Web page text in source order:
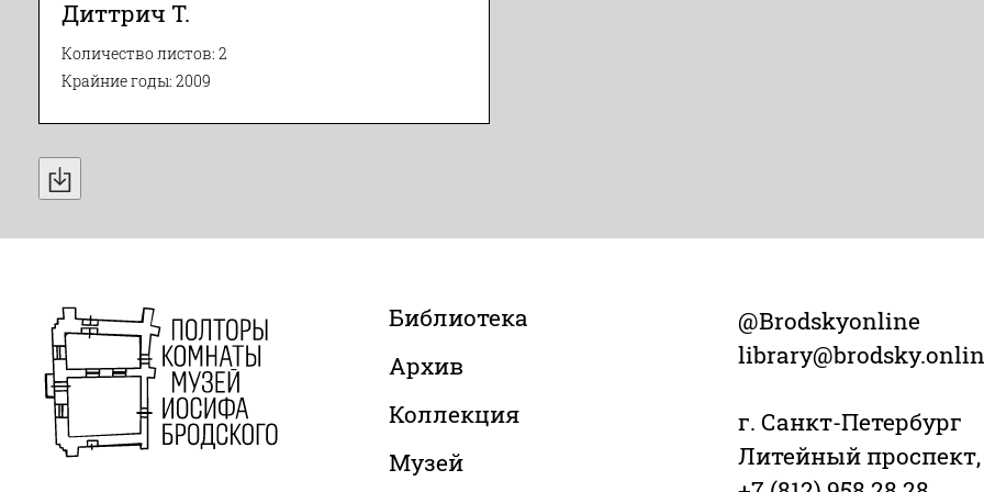
Диттрич Т.
Количество листов: 2
Крайние годы: 2009
Библиотека
Архив
Коллекция
Музей
@Brodskyonline
г. Санкт-Петербург
Литейный проспект,